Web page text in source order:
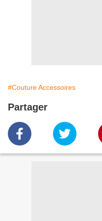
#Couture Accessoires
Partager